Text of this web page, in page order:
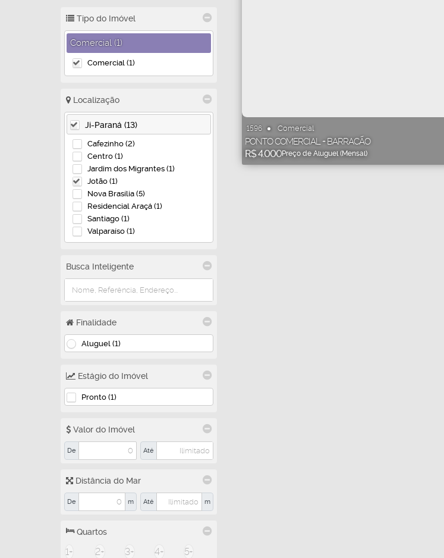
Tipo do Imóvel
Comercial (1)
Comercial (1)
Localização
Ji-Paraná (13)
Cafezinho (2)
Centro (1)
Jardim dos Migrantes (1)
Jotão (1)
Nova Brasília (5)
Residencial Araçá (1)
Santiago (1)
Valparaíso (1)
Busca Inteligente
Finalidade
Aluguel (1)
Estágio do Imóvel
Pronto (1)
Valor do Imóvel
De Até
Distância do Mar
De m Até m
Quartos
1+ 2+ 3+ 4+ 5+
1596 Comercial
R$4.000Preço de Aluguel (Mensal)
PONTO COMERCIAL + BARRACÃO